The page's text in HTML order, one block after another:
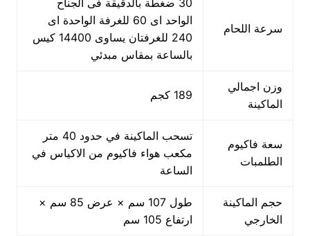
سرعة اللحام
30 ضغطة بالدقيقة فى الجناح
الواحد اى 60 للغرفة الواحدة اى
240 للغرفتان يساوى 14400 كيس
بالساعة بمقاس مبدئي
وزن اجمالي
الماكينة
189 كجم
سعة فاكيوم
الطلمبات
تسحب الماكينة في حدود 40 متر
مكعب هواء فاكيوم من الاكياس في
الساعة
حجم الماكينة
الخارجي
طول 107 سم × عرض 85 سم ×
ارتفاع 105 سم